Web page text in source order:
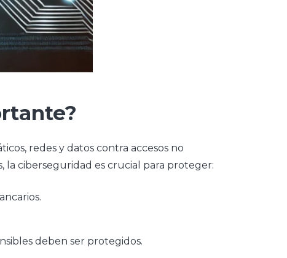
redes y datos contra accesos no
la ciberseguridad es crucial para proteger:
deben ser protegidos.